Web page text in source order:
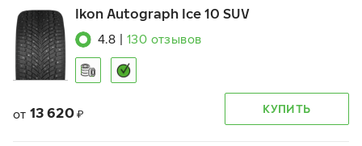
Ikon Autograph Ice 10 SUV
4.8 130 отзывов
от 13 620 ₽ КУПИТЬ